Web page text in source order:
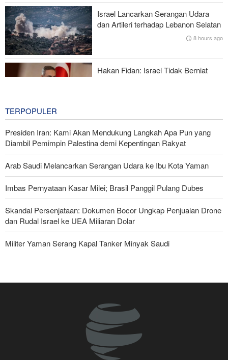
Brigjen Ebnolreza: Teknologi Iran Lebih Unggul daripada Sistem
Impor Mana Pun di Kawasan
Mengapa AS Nyaris Kehabisan Senjata dalam perang melawan
Iran?
Israel Lancarkan Serangan Udara
dan Artileri terhadap Lebanon Selatan
8 hours ago
Hakan Fidan: Israel Tidak Berniat
TERPOPULER
Presiden Iran: Kami Akan Mendukung Langkah Apa Pun yang
Diambil Pemimpin Palestina demi Kepentingan Rakyat
Arab Saudi Melancarkan Serangan Udara ke Ibu Kota Yaman
Imbas Pernyataan Kasar Milei; Brasil Panggil Pulang Dubes
Skandal Persenjataan: Dokumen Bocor Ungkap Penjualan Drone
dan Rudal Israel ke UEA Miliaran Dolar
Militer Yaman Serang Kapal Tanker Minyak Saudi
Legislator Iran: AS Akan Segera Diusir dari Kawasan dan Semua